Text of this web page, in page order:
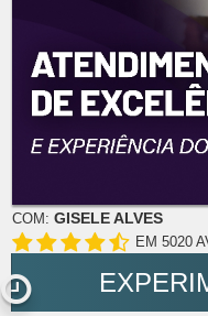
COM: GISELE ALVES
EM 5020